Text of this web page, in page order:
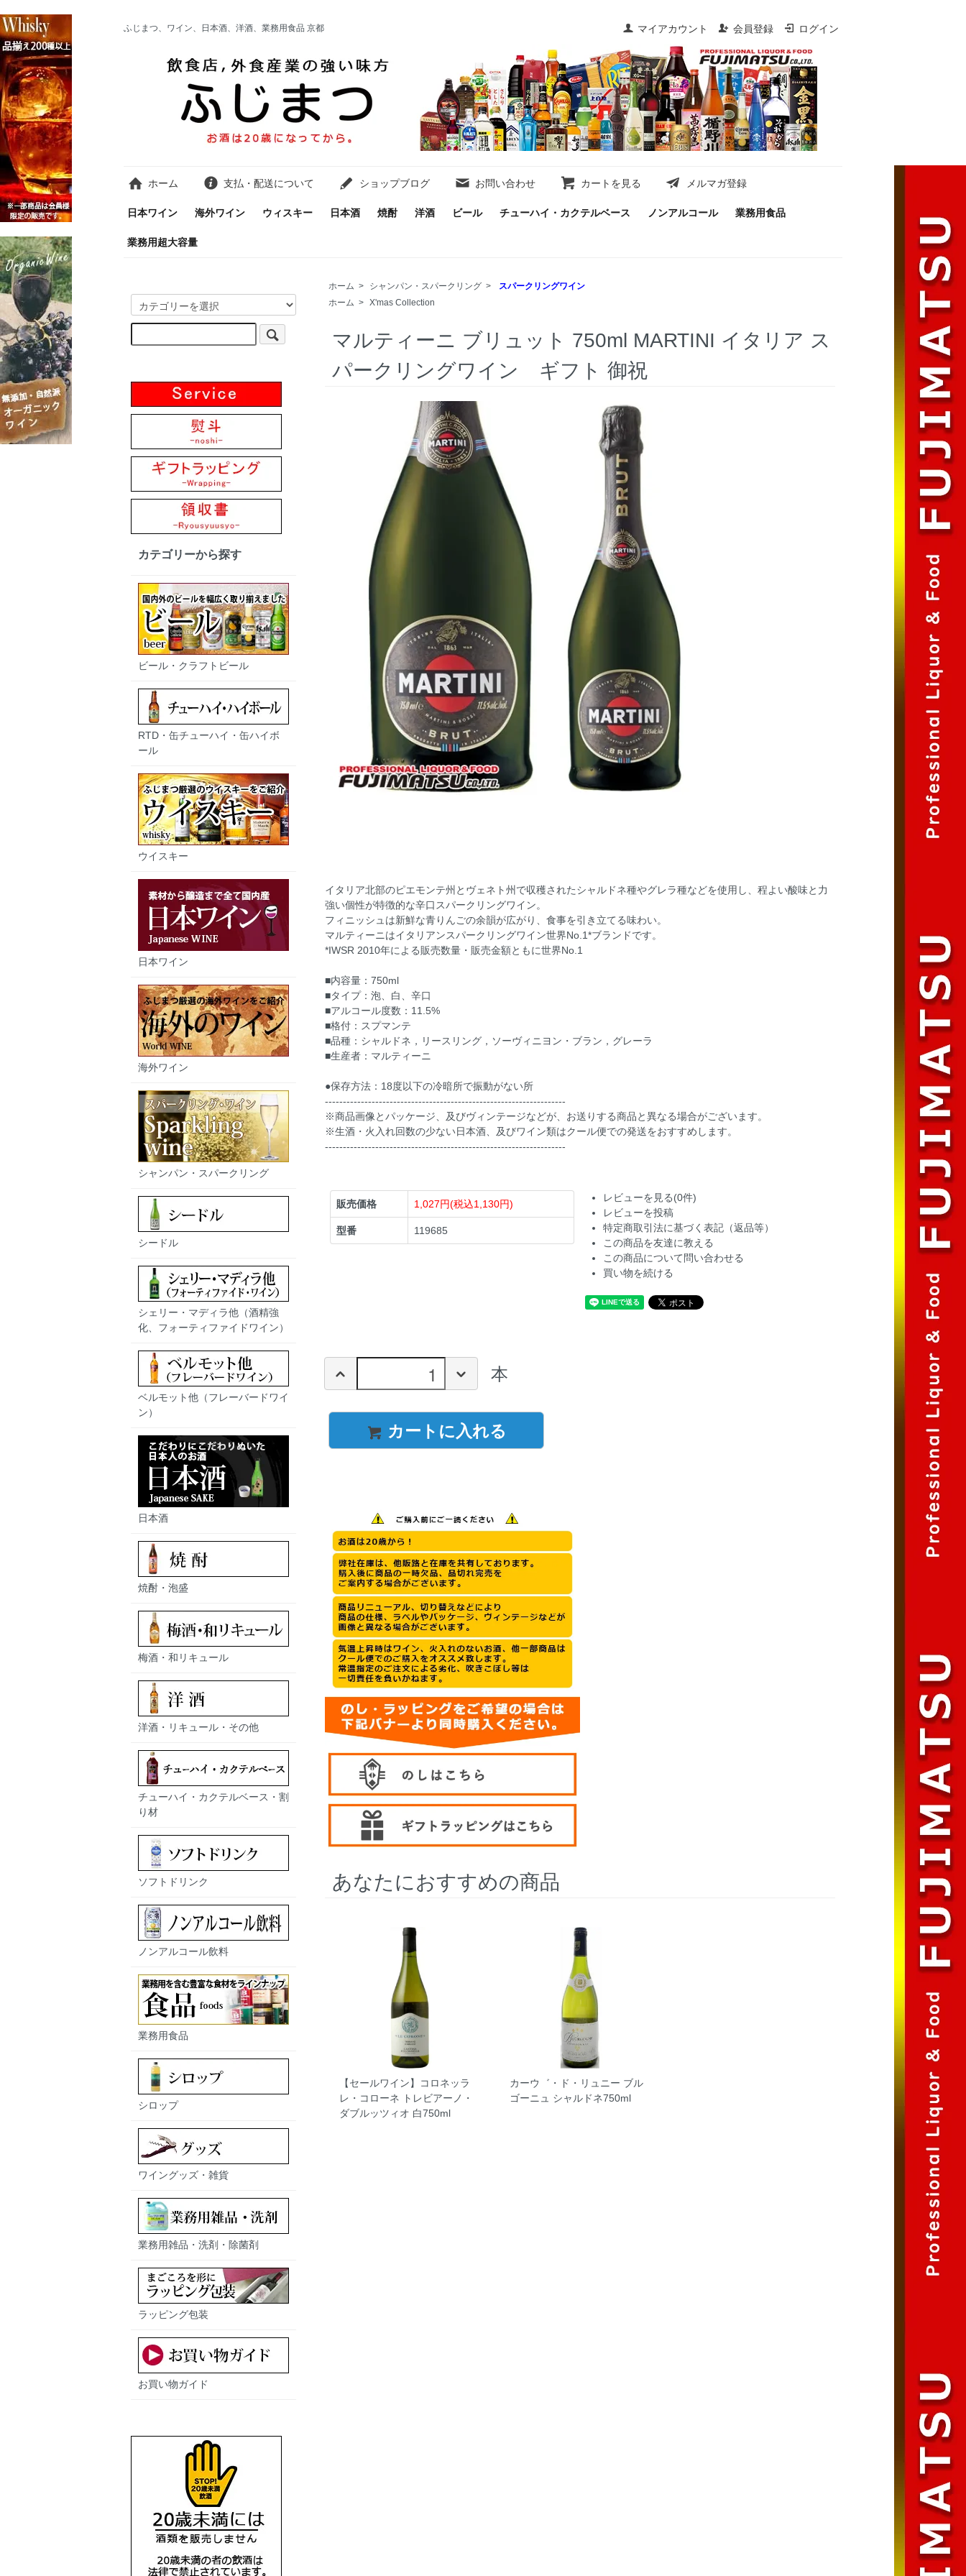
マイアカウント 会員登録 ログイン
ふじまつ、ワイン、日本酒、洋酒、業務用食品 京都
ホーム 支払・配送について ショップブログ お問い合わせ カートを見る メルマガ登録
日本ワイン 海外ワイン ウィスキー 日本酒 焼酎 洋酒 ビール チューハイ・カクテルベース ノンアルコール 業務用食品
業務用超大容量
ホーム > シャンパン・スパークリング >
スパークリングワイン
ホーム > X'mas Collection
マルティーニ ブリュット 750ml MARTINI イタリア ス
パークリングワイン ギフト 御祝
イタリア北部のピエモンテ州とヴェネト州で収穫されたシャルドネ種やグレラ種などを使用し、程よい酸味と力
強い個性が特徴的な辛口スパークリングワイン。
フィニッシュは新鮮な青りんごの余韻が広がり、食事を引き立てる味わい。
マルティーニはイタリアンスパークリングワイン世界No.1*ブランドです。
*IWSR 2010年による販売数量・販売金額ともに世界No.1
■内容量：750ml
■タイプ：泡、白、辛口
■アルコール度数：11.5%
■格付：スプマンテ
■品種：シャルドネ，リースリング，ソーヴィニヨン・ブラン，グレーラ
■生産者：マルティーニ
●保存方法：18度以下の冷暗所で振動がない所
-------------------------------------------------------------------
※商品画像とパッケージ、及びヴィンテージなどが、お送りする商品と異なる場合がございます。
※生酒・火入れ回数の少ない日本酒、及びワイン類はクール便での発送をおすすめします。
-------------------------------------------------------------------
販売価格 1,027円(税込1,130円)
型番 119685
レビューを見る(0件)
レビューを投稿
特定商取引法に基づく表記（返品等）
この商品を友達に教える
この商品について問い合わせる
買い物を続ける
本
カートに入れる
あなたにおすすめの商品
【セールワイン】コロネッラ
レ・コローネ トレビアーノ・
ダブルッツィオ 白750ml
カーウ゛・ド・リュニー ブル
ゴーニュ シャルドネ750ml
カテゴリーから探す
ビール・クラフトビール
RTD・缶チューハイ・缶ハイボ
ール
ウイスキー
日本ワイン
海外ワイン
シャンパン・スパークリング
シードル
シェリー・マディラ他（酒精強
化、フォーティファイドワイン）
ベルモット他（フレーバードワイ
ン）
日本酒
焼酎・泡盛
梅酒・和リキュール
洋酒・リキュール・その他
チューハイ・カクテルベース・割
り材
ソフトドリンク
ノンアルコール飲料
業務用食品
シロップ
ワイングッズ・雑貨
業務用雑品・洗剤・除菌剤
ラッピング包装
お買い物ガイド